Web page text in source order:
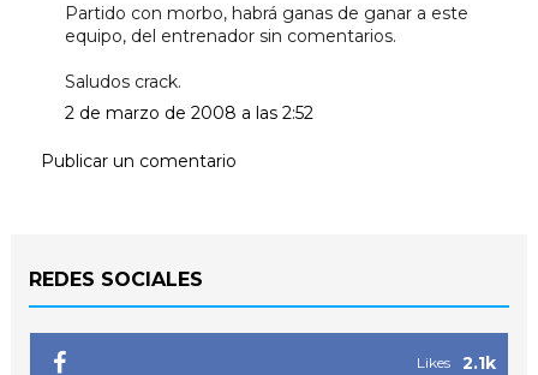
Partido con morbo, habrá ganas de ganar a este
equipo, del entrenador sin comentarios.
Saludos crack.
2 de marzo de 2008 a las 2:52
Publicar un comentario
REDES SOCIALES
2.1k
Likes